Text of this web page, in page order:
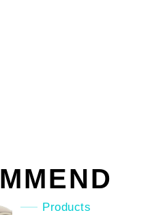
Products